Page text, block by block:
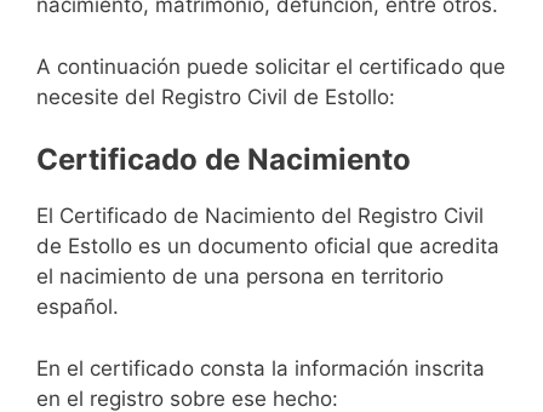
nacimiento, matrimonio, defunción, entre otros.
A continuación puede solicitar el certificado que
necesite del Registro Civil de Estollo:
Certificado de Nacimiento
El Certificado de Nacimiento del Registro Civil
de Estollo es un documento oficial que acredita
el nacimiento de una persona en territorio
español.
En el certificado consta la información inscrita
en el registro sobre ese hecho: